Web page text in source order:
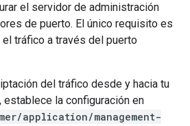
el servidor de administración
de puerto. El único requisito es
tráfico a través del puerto
del tráfico desde y hacia tu
la configuración en
application/management-